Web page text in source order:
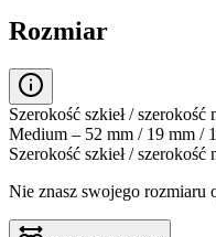
Rozmiar
Szerokość szkieł /
Medium – 52 mm / 19 mm /
Szerokość szkieł /
Nie znasz swojego rozmiaru